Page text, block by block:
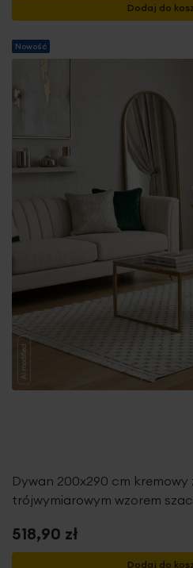
Dodaj do
Nowość
Dywan 200x290 cm
trójwymiarowym wzorem
518,90 zł
Dodaj do